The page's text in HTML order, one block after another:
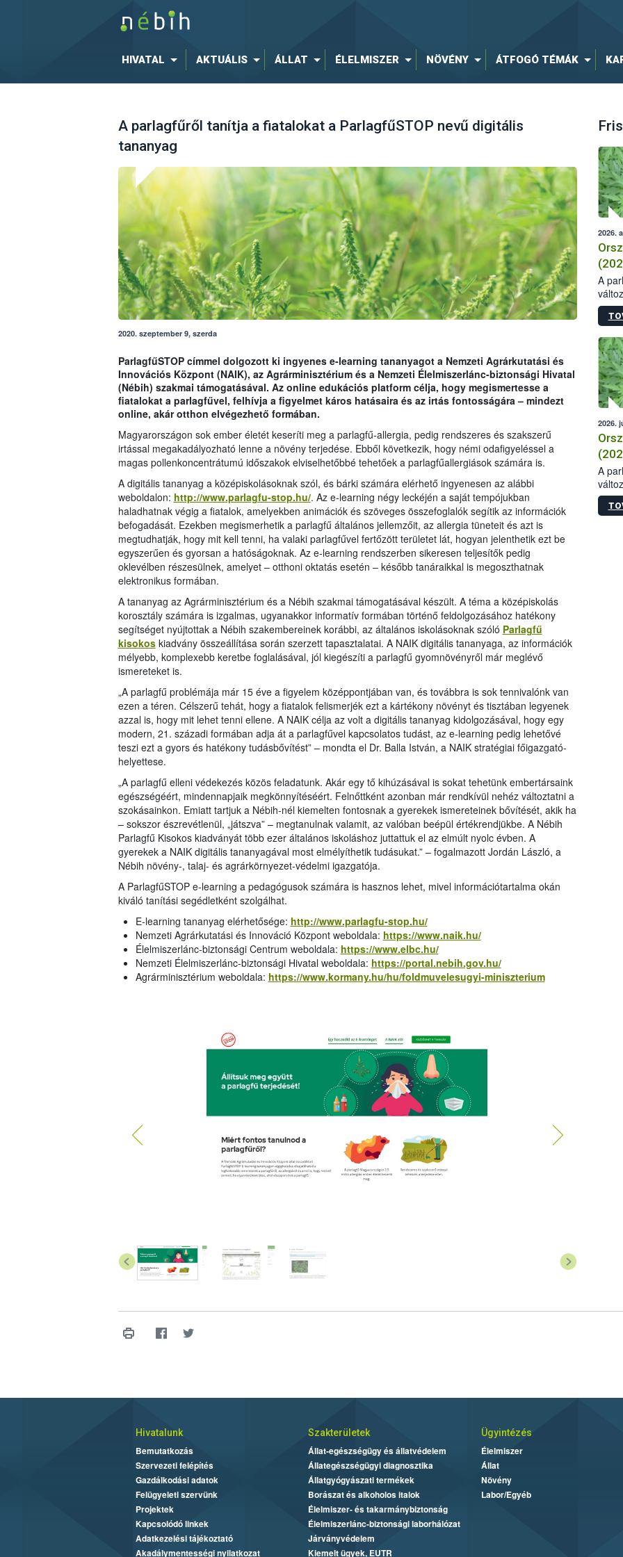
HIVATAL AKTUÁLIS ÁLLAT ÉLELMISZER NÖVÉNY ÁTFOGÓ TÉMÁK
A parlagfűről tanítja a fiatalokat a ParlagfűSTOP nevű digitális
tananyag
2020. szeptember 9, szerda
ParlagfűSTOP címmel dolgozott ki ingyenes e-learning tananyagot a Nemzeti Agrárkutatási és
Innovációs Központ (NAIK), az Agrárminisztérium és a Nemzeti Élelmiszerlánc-biztonsági Hivatal
(Nébih) szakmai támogatásával. Az online edukációs platform célja, hogy megismertesse a
fiatalokat a parlagfűvel, felhívja a figyelmet káros hatásaira és az irtás fontosságára – mindezt
online, akár otthon elvégezhető formában.
Magyarországon sok ember életét keseríti meg a parlagfű-allergia, pedig rendszeres és szakszerű
irtással megakadályozható lenne a növény terjedése. Ebből következik, hogy némi odafigyeléssel a
magas pollenkoncentrátumú időszakok elviselhetőbbé tehetőek a parlagfűallergiások számára is.
A digitális tananyag a középiskolásoknak szól, és bárki számára elérhető ingyenesen az alábbi
weboldalon: http://www.parlagfu-stop.hu/. Az e-learning négy leckéjén a saját tempójukban
haladhatnak végig a fiatalok, amelyekben animációk és szöveges összefoglalók segítik az információk
befogadását. Ezekben megismerhetik a parlagfű általános jellemzőit, az allergia tüneteit és azt is
megtudhatják, hogy mit kell tenni, ha valaki parlagfűvel fertőzött területet lát, hogyan jelenthetik ezt be
egyszerűen és gyorsan a hatóságoknak. Az e-learning rendszerben sikeresen teljesítők pedig
oklevélben részesülnek, amelyet – otthoni oktatás esetén – később tanáraikkal is megoszthatnak
elektronikus formában.
A tananyag az Agrárminisztérium és a Nébih szakmai támogatásával készült. A téma a középiskolás
korosztály számára is izgalmas, ugyanakkor informatív formában történő feldolgozásához hatékony
segítséget nyújtottak a Nébih szakembereinek korábbi, az általános iskolásoknak szóló Parlagfű
kisokoskiadvány összeállítása során szerzett tapasztalatai. A NAIK digitális tananyaga, az információk
mélyebb, komplexebb keretbe foglalásával, jól kiegészíti a parlagfű gyomnövényről már meglévő
ismereteket is.
„A parlagfű problémája már 15 éve a figyelem középpontjában van, és továbbra is sok tennivalónk van
ezen a téren. Célszerű tehát, hogy a fiatalok felismerjék ezt a kártékony növényt és tisztában legyenek
azzal is, hogy mit lehet tenni ellene. A NAIK célja az volt a digitális tananyag kidolgozásával, hogy egy
modern, 21. századi formában adja át a parlagfűvel kapcsolatos tudást, az e-learning pedig lehetővé
teszi ezt a gyors és hatékony tudásbővítést” – mondta el Dr. Balla István, a NAIK stratégiai főigazgató-
helyettese.
„A parlagfű elleni védekezés közös feladatunk. Akár egy tő kihúzásával is sokat tehetünk embertársaink
egészségéért, mindennapjaik megkönnyítéséért. Felnőttként azonban már rendkívül nehéz változtatni a
szokásainkon. Emiatt tartjuk a Nébih-nél kiemelten fontosnak a gyerekek ismereteinek bővítését, akik ha
– sokszor észrevétlenül, „játszva” – megtanulnak valamit, az valóban beépül értékrendjükbe. A Nébih
Parlagfű Kisokos kiadványát több ezer általános iskoláshoz juttattuk el az elmúlt nyolc évben. A
gyerekek a NAIK digitális tananyagával most elmélyíthetik tudásukat.” – fogalmazott Jordán László, a
Nébih növény-, talaj- és agrárkörnyezet-védelmi igazgatója.
A ParlagfűSTOP e-learning a pedagógusok számára is hasznos lehet, mivel információtartalma okán
kiváló tanítási segédletként szolgálhat.
E-learning tananyag elérhetősége: http://www.parlagfu-stop.hu/
Nemzeti Agrárkutatási és Innováció Központ weboldala: https://www.naik.hu/
Élelmiszerlánc-biztonsági Centrum weboldala: https://www.elbc.hu/
Nemzeti Élelmiszerlánc-biztonsági Hivatal weboldala: https://portal.nebih.gov.hu/
Agrárminisztérium weboldala: https://www.kormany.hu/hu/foldmuvelesugyi-miniszterium
2026.
A
2026.
A
Hivatalunk
Bemutatkozás
Szervezeti felépítés
Gazdálkodási adatok
Felügyeleti szervünk
Projektek
Kapcsolódó linkek
Adatkezelési tájékoztató
Akadálymentességi nyilatkozat
Szakterületek
Állat-egészségügy és állatvédelem
Állategészségügyi diagnosztika
Állatgyógyászati termékek
Borászat és alkoholos italok
Élelmiszer- és takarmánybiztonság
Élelmiszerlánc-biztonsági laborhálózat
Járványvédelem
Kiemelt ügyek, EUTR
Ügyintézés
Élelmiszer
Állat
Növény
Labor/Egyéb